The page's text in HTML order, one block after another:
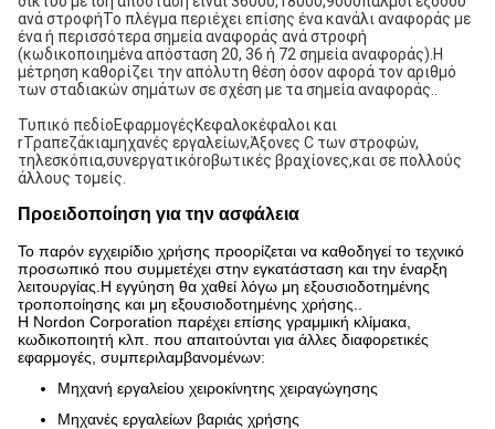
ανά στροφήΤο πλέγμα περιέχει επίσης ένα κανάλι αναφοράς με
ένα ή περισσότερα σημεία αναφοράς ανά στροφή
(κωδικοποιημένα απόσταση 20, 36 ή 72 σημεία αναφοράς).Η
μέτρηση καθορίζει την απόλυτη θέση όσον αφορά τον αριθμό
των σταδιακών σημάτων σε σχέση με τα σημεία αναφοράς..
Τυπικό πεδίοΕφαρμογέςΚεφαλοκέφαλοι και
rΤραπεζάκιαμηχανές εργαλείων,Άξονες C των στροφών,
τηλεσκόπια,συνεργατικόrοβωτικές βραχίονες,και σε πολλούς
άλλους τομείς.
Προειδοποίηση για την ασφάλεια
Το παρόν εγχειρίδιο χρήσης προορίζεται να καθοδηγεί το τεχνικό
προσωπικό που συμμετέχει στην εγκατάσταση και την έναρξη
λειτουργίας.Η εγγύηση θα χαθεί λόγω μη εξουσιοδοτημένης
τροποποίησης και μη εξουσιοδοτημένης χρήσης..
Η Nordon Corporation παρέχει επίσης γραμμική κλίμακα,
κωδικοποιητή κλπ. που απαιτούνται για άλλες διαφορετικές
εφαρμογές, συμπεριλαμβανομένων:
Μηχανή εργαλείου χειροκίνητης χειραγώγησης
Μηχανές εργαλείων βαριάς χρήσης